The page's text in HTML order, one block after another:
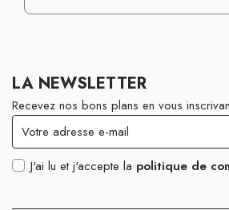
LA NEWSLETTER
Recevez nos bons plans en vous
J'ai lu et j'accepte la politique de